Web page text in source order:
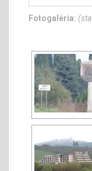
Fotogaléria: